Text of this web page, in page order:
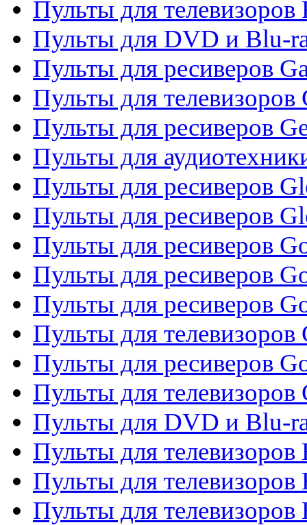
Пульты для телевизоров
Пульты для DVD и Blu-
Пульты для ресиверов
Пульты для телевизоров
Пульты для ресиверов
Пульты для
Пульты для ресиверов
Пульты для ресиверов
Пульты для ресиверов
Пульты для ресиверов
Пульты для ресиверов
Пульты для телевизоров
Пульты для ресиверов
Пульты для телевизоров
Пульты для DVD и Blu-
Пульты для телевизоров
Пульты для телевизоров
Пульты для